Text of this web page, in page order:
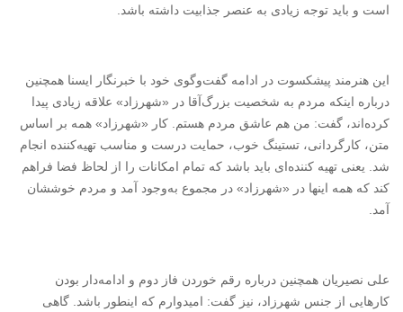
است و باید توجه زیادی به عنصر جذابیت داشته باشد.
این هنرمند پیشکسوت در ادامه گفت‌وگوی خود با خبرنگار ایسنا همچنین
درباره اینکه مردم به شخصیت بزرگ‌آقا در «شهرزاد» علاقه زیادی پیدا
کرده‌اند، گفت: من هم عاشق مردم هستم. کار «شهرزاد» همه بر اساس
متن،‌ کارگردانی، تستینگ خوب، حمایت درست و مناسب تهیه‌کننده انجام
شد. یعنی تهیه ‌کننده‌ای باید باشد که تمام امکانات را از لحاظ فضا فراهم
کند که همه اینها در «شهرزاد» در مجموع به‌وجود آمد و مردم خوششان
آمد.
علی نصیریان همچنین درباره رقم خوردن فاز دوم و ادامه‌دار بودن
کارهایی از جنس شهرزاد، نیز گفت: امیدوارم که اینطور باشد. گاهی